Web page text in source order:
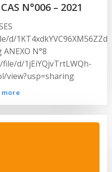
N°006 – 2021
d/
N°8
d/1jEiYQjvTrtLWQh-
view?usp=sharing
more